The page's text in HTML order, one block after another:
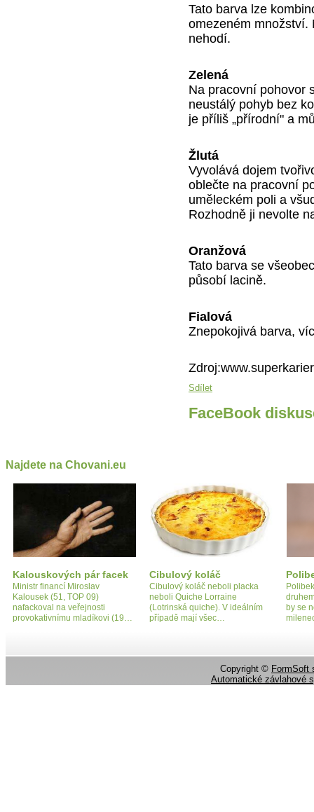
Tato barva lze
omezeném množství.
nehodí.
Zelená
Na pracovní pohovor
neustálý pohyb bez
je příliš „přírodní" a
Žlutá
Vyvolává dojem
oblečte na pracovní
uměleckém poli a
Rozhodně ji nevolte
Oranžová
Tato barva se
působí lacině.
Fialová
Znepokojivá barva,
Sdílet
FaceBook
Najdete na Chovani.eu
Kalouskových pár facek
Ministr financí Miroslav
Kalousek (51, TOP 09)
nafackoval na veřejnosti
provokativnímu mladíkovi (19…
Cibulový koláč
Cibulový koláč neboli placka
neboli Quiche Lorraine
(Lotrinská quiche). V ideálním
případě mají všec…
by se
Copyright © FormSoft
Automatické závlahové